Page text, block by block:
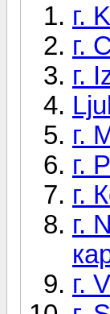
г.
г.
г.
г.
г.
г.
г.
г.